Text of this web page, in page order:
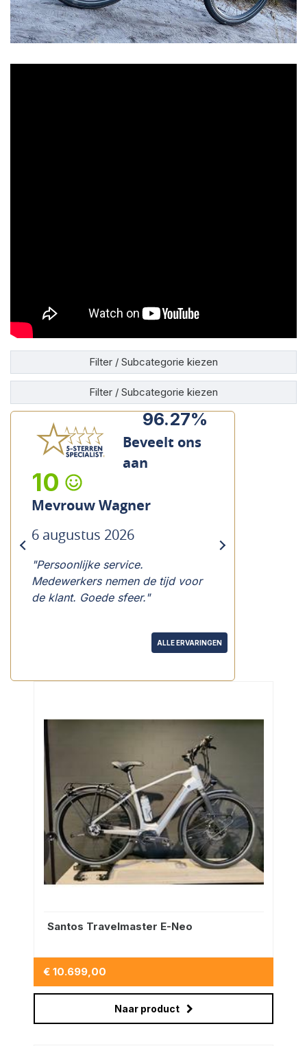
Filter / Subcategorie kiezen
Filter / Subcategorie kiezen
96.27%
Beveelt ons
aan
10
Mevrouw Wagner
6 augustus 2026
"Persoonlijke service.
Medewerkers nemen de tijd voor
de klant. Goede sfeer."
previous
ALLE ERVARINGEN
Santos Travelmaster E-Neo
€ 10.699,00
Naar product